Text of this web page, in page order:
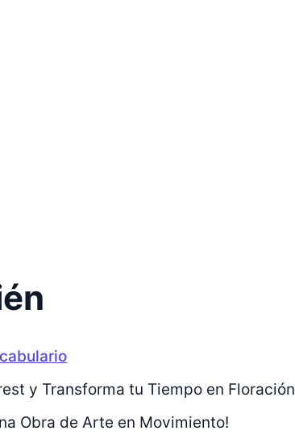
y Transforma tu Tiempo en Floración
Obra de Arte en Movimiento!